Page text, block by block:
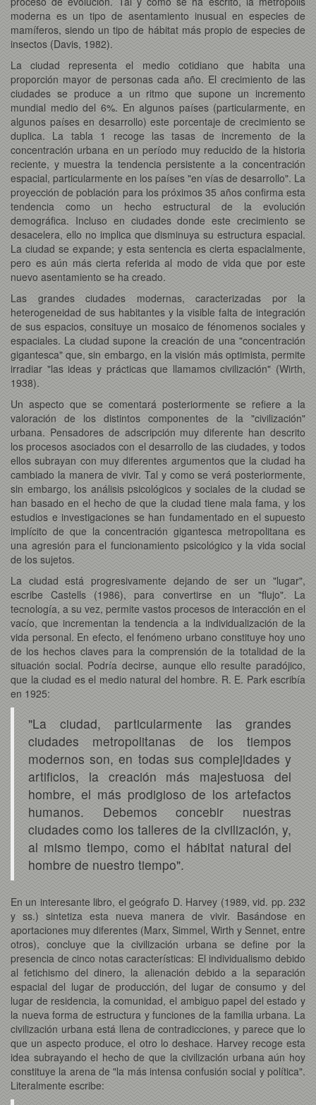
moderna es un tipo de asentamiento inusual en especies de
mamíferos, siendo un tipo de hábitat más propio de especies de
insectos (Davis, 1982).
La ciudad representa el medio cotidiano que habita una
proporción mayor de personas cada año. El crecimiento de las
ciudades se produce a un ritmo que supone un incremento
mundial medio del 6%. En algunos países (particularmente, en
algunos países en desarrollo) este porcentaje de crecimiento se
duplica. La tabla 1 recoge las tasas de incremento de la
concentración urbana en un período muy reducido de la historia
reciente, y muestra la tendencia persistente a la concentración
espacial, particularmente en los países "en vías de desarrollo". La
proyección de población para los próximos 35 años confirma esta
tendencia como un hecho estructural de la evolución
demográfica. Incluso en ciudades donde este crecimiento se
desacelera, ello no implica que disminuya su estructura espacial.
La ciudad se expande; y esta sentencia es cierta espacialmente,
pero es aún más cierta referida al modo de vida que por este
nuevo asentamiento se ha creado.
Las grandes ciudades modernas, caracterizadas por la
heterogeneidad de sus habitantes y la visible falta de integración
de sus espacios, consituye un mosaico de fénomenos sociales y
espaciales. La ciudad supone la creación de una "concentración
gigantesca" que, sin embargo, en la visión más optimista, permite
irradiar "las ideas y prácticas que llamamos civilización" (Wirth,
1938).
Un aspecto que se comentará posteriormente se refiere a la
valoración de los distintos componentes de la "civilización"
urbana. Pensadores de adscripción muy diferente han descrito
los procesos asociados con el desarrollo de las ciudades, y todos
ellos subrayan con muy diferentes argumentos que la ciudad ha
cambiado la manera de vivir. Tal y como se verá posteriormente,
sin embargo, los análisis psicológicos y sociales de la ciudad se
han basado en el hecho de que la ciudad tiene mala fama, y los
estudios e investigaciones se han fundamentado en el supuesto
implícito de que la concentración gigantesca metropolitana es
una agresión para el funcionamiento psicológico y la vida social
de los sujetos.
La ciudad está progresivamente dejando de ser un "lugar",
escribe Castells (1986), para convertirse en un "flujo". La
tecnología, a su vez, permite vastos procesos de interacción en el
vacío, que incrementan la tendencia a la individualización de la
vida personal. En efecto, el fenómeno urbano constituye hoy uno
de los hechos claves para la comprensión de la totalidad de la
situación social. Podría decirse, aunque ello resulte paradójico,
que la ciudad es el medio natural del hombre. R. E. Park escribía
en 1925:
"La ciudad, particularmente las grandes
ciudades metropolitanas de los tiempos
modernos son, en todas sus complejidades y
artificios, la creación más majestuosa del
hombre, el más prodigioso de los artefactos
humanos. Debemos concebir nuestras
ciudades como los talleres de la civilización, y,
al mismo tiempo, como el hábitat natural del
hombre de nuestro tiempo".
En un interesante libro, el geógrafo D. Harvey (1989, vid. pp. 232
y ss.) sintetiza esta nueva manera de vivir. Basándose en
aportaciones muy diferentes (Marx, Simmel, Wirth y Sennet, entre
otros), concluye que la civilización urbana se define por la
presencia de cinco notas características: El individualismo debido
al fetichismo del dinero, la alienación debido a la separación
espacial del lugar de producción, del lugar de consumo y del
lugar de residencia, la comunidad, el ambiguo papel del estado y
la nueva forma de estructura y funciones de la familia urbana. La
civilización urbana está llena de contradicciones, y parece que lo
que un aspecto produce, el otro lo deshace. Harvey recoge esta
idea subrayando el hecho de que la civilización urbana aún hoy
constituye la arena de "la más intensa confusión social y política".
Literalmente escribe: